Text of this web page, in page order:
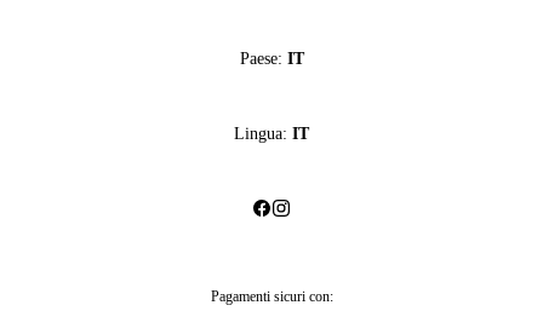
Paese: IT
Lingua: IT
Pagamenti sicuri con: